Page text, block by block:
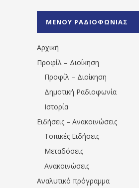
1531194763766854/"
ΜΕΝΟΥ ΡΑΔΙΟΦΩΝΙΑΣ
Αρχική
Προφίλ – Διοίκηση
Προφίλ – Διοίκηση
Δημοτική Ραδιοφωνία
Ιστορία
Ειδήσεις – Ανακοινώσεις
Τοπικές Ειδήσεις
Μεταδόσεις
Ανακοινώσεις
Αναλυτικό πρόγραμμα